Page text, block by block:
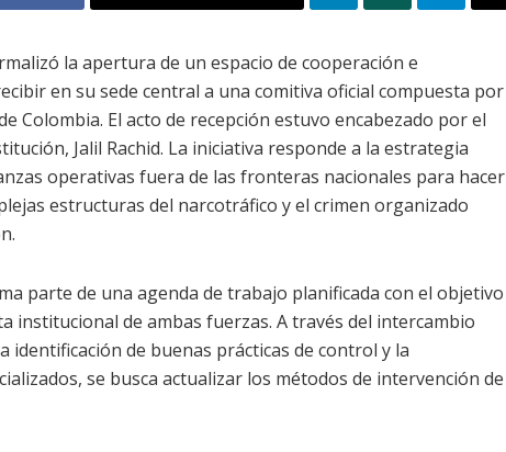
la apertura de un espacio de cooperación e
en su sede central a una comitiva oficial compuesta por
Colombia. El acto de recepción estuvo encabezado por el
Jalil Rachid. La iniciativa responde a la estrategia
operativas fuera de las fronteras nacionales para hacer
estructuras del narcotráfico y el crimen organizado
parte de una agenda de trabajo planificada con el objetivo
institucional de ambas fuerzas. A través del intercambio
identificación de buenas prácticas de control y la
se busca actualizar los métodos de intervención de